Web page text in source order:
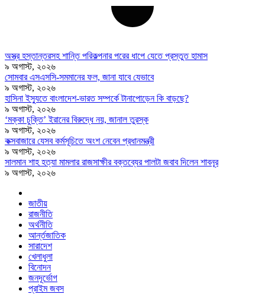
অস্ত্র হস্তান্তরসহ শান্তি পরিকল্পনার পরের ধাপে যেতে প্রস্তুত হামাস
৯ অগাস্ট, ২০২৬
সোমবার এসএসসি-সমমানের ফল, জানা যাবে যেভাবে
৯ অগাস্ট, ২০২৬
হাসিনা ইস্যুতে বাংলাদেশ-ভারত সম্পর্কে টানাপোড়েন কি বাড়ছে?
৯ অগাস্ট, ২০২৬
‘মক্কা চুক্তি’ ইরানের বিরুদ্ধে নয়, জানাল তুরস্ক
৯ অগাস্ট, ২০২৬
কক্সবাজারে যেসব কর্মসূচিতে অংশ নেবেন প্রধানমন্ত্রী
৯ অগাস্ট, ২০২৬
সালমান শাহ হত্যা মামলার রাজসাক্ষীর বক্তব্যের পালটা জবাব দিলেন শাবনূর
৯ অগাস্ট, ২০২৬
জাতীয়
রাজনীতি
অর্থনীতি
আর্ন্তজাতিক
সারাদেশ
খেলাধুলা
বিনোদন
জনদূর্ভোগ
প্রাইম জবস